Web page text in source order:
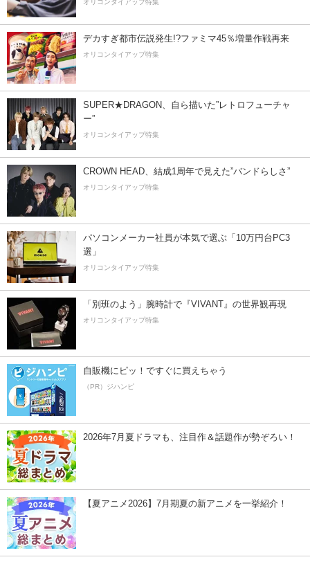
オリコンタイアップ特集
デカすぎ都市伝説発生!?ファミマ45％増量作戦再来
オリコンタイアップ特集
SUPER★DRAGON、自ら描いた”レトロフューチャ
ー”
オリコンタイアップ特集
CROWN HEAD、結成1周年で見えた”バンドらしさ”
オリコンタイアップ特集
パソコンメーカー社員が本気で選ぶ「10万円台PC3
選」
オリコンタイアップ特集
「別班のよう」腕時計で『VIVANT』の世界観再現
オリコンタイアップ特集
自販機にピッ！ですぐに買えちゃう
（PR）ジハンピ
2026年7月夏ドラマも、注目作＆話題作が勢ぞろい！
【夏アニメ2026】7月期夏の新アニメを一挙紹介！